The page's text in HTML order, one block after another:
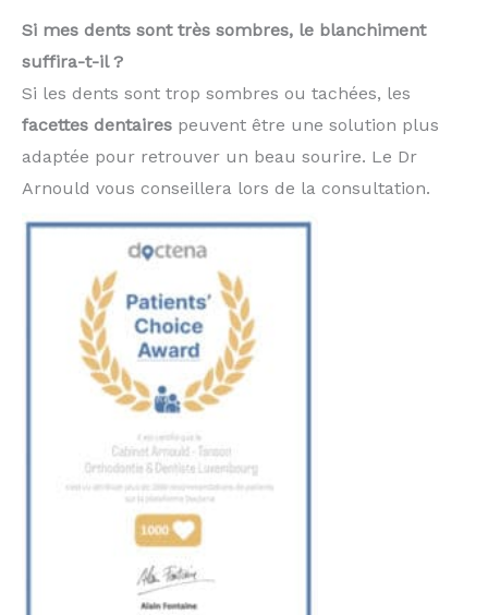
Si mes dents sont très sombres, le blanchiment
suffira-t-il ?
Si les dents sont trop sombres ou tachées, les
facettes dentaires peuvent être une solution plus
adaptée pour retrouver un beau sourire. Le Dr
Arnould vous conseillera lors de la consultation.